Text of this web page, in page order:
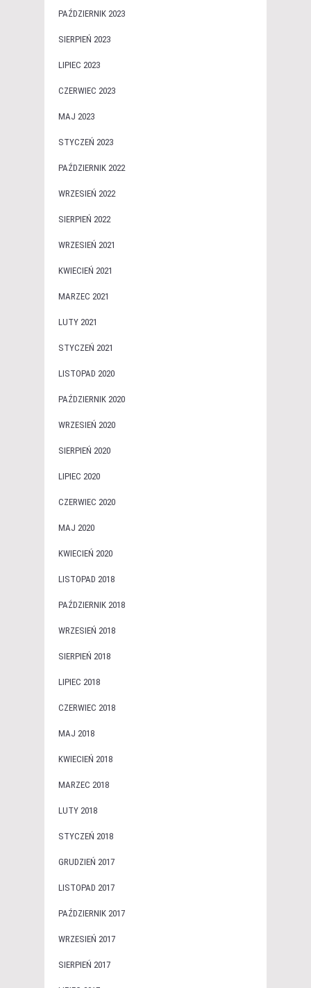
PAŹDZIERNIK 2023
SIERPIEŃ 2023
LIPIEC 2023
CZERWIEC 2023
MAJ 2023
STYCZEŃ 2023
PAŹDZIERNIK 2022
WRZESIEŃ 2022
SIERPIEŃ 2022
WRZESIEŃ 2021
KWIECIEŃ 2021
MARZEC 2021
LUTY 2021
STYCZEŃ 2021
LISTOPAD 2020
PAŹDZIERNIK 2020
WRZESIEŃ 2020
SIERPIEŃ 2020
LIPIEC 2020
CZERWIEC 2020
MAJ 2020
KWIECIEŃ 2020
LISTOPAD 2018
PAŹDZIERNIK 2018
WRZESIEŃ 2018
SIERPIEŃ 2018
LIPIEC 2018
CZERWIEC 2018
MAJ 2018
KWIECIEŃ 2018
MARZEC 2018
LUTY 2018
STYCZEŃ 2018
GRUDZIEŃ 2017
LISTOPAD 2017
PAŹDZIERNIK 2017
WRZESIEŃ 2017
SIERPIEŃ 2017